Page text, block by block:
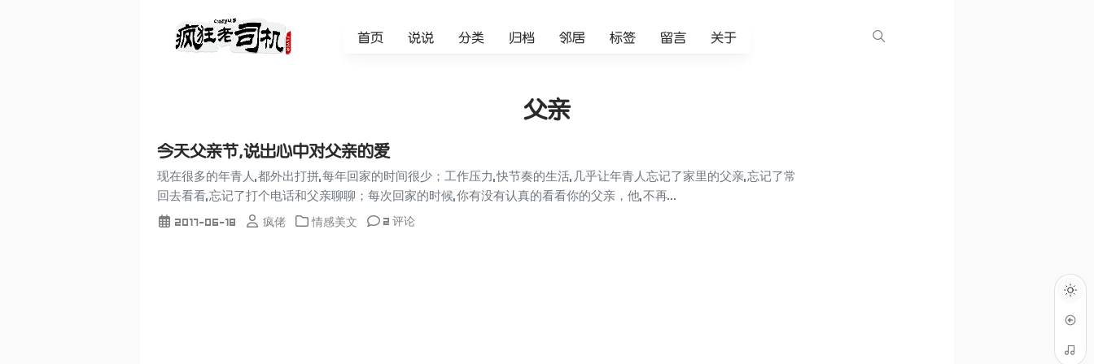
首页 说说 分类 归档 邻居 标签 留言 关于
父亲
今天父亲节,说出心中对父亲的爱
现在很多的年青人,都外出打拼,每年回家的时间很少；工作压力,快节奏的生活,几乎让年青人忘记了家里的父亲,忘记了常
回去看看,忘记了打个电话和父亲聊聊；每次回家的时候,你有没有认真的看看你的父亲，他,不再...
2017-06-18 疯佬 情感美文 2 评论